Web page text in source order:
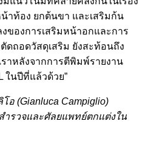
าท้อง ยกต้นขา และเสริมก้น
ของการเสริมหน้าอกและการ
ดถอดวัสดุเสริม ยังสะท้อนถึง
าหลังจากการตีพิมพ์รายงาน
ในปีที่แล้วด้วย”
อ (Gianluca Campiglio)
รวจและศัลยแพทย์ตกแต่งใน